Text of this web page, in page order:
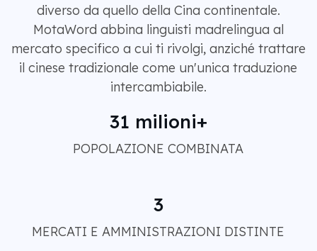
diverso da quello della Cina continentale.
MotaWord abbina linguisti madrelingua al
mercato specifico a cui ti rivolgi, anziché trattare
il cinese tradizionale come un'unica traduzione
intercambiabile.
31 milioni+
POPOLAZIONE COMBINATA
3
MERCATI E AMMINISTRAZIONI DISTINTE